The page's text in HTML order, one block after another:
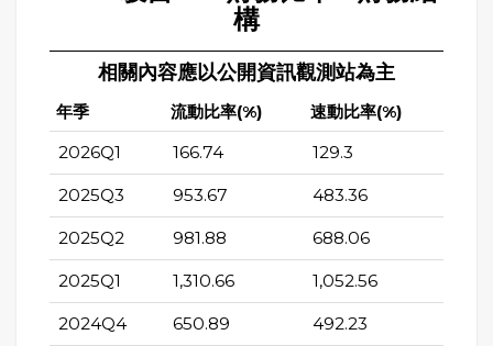
構
相關內容應以公開資訊觀測站為主
年季 流動比率(%) 速動比率(%)
2026Q1 166.74 129.3
2025Q3 953.67 483.36
2025Q2 981.88 688.06
2025Q1 1,310.66 1,052.56
2024Q4 650.89 492.23